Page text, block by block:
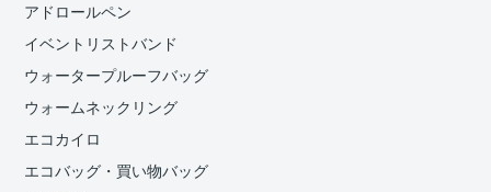
アドロールペン
イベントリストバンド
ウォータープルーフバッグ
ウォームネックリング
エコカイロ
エコバッグ・買い物バッグ